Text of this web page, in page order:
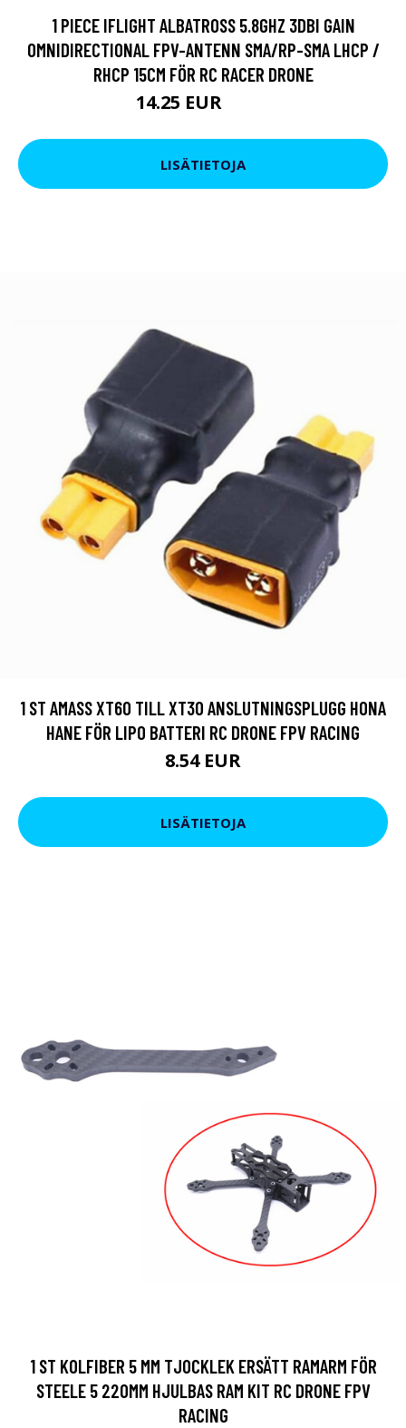
1 PIECE IFLIGHT ALBATROSS 5.8GHZ 3DBI GAIN
OMNIDIRECTIONAL FPV-ANTENN SMA/RP-SMA LHCP /
RHCP 15CM FÖR RC RACER DRONE
14.25 EUR
LISÄTIETOJA
1 ST AMASS XT60 TILL XT30 ANSLUTNINGSPLUGG HONA
HANE FÖR LIPO BATTERI RC DRONE FPV RACING
8.54 EUR
LISÄTIETOJA
1 ST KOLFIBER 5 MM TJOCKLEK ERSÄTT RAMARM FÖR
STEELE 5 220MM HJULBAS RAM KIT RC DRONE FPV
RACING